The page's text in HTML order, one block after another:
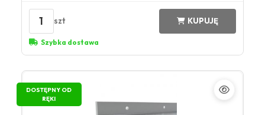
1 szt KUPUJĘ
Szybka dostawa
DOSTĘPNY OD
RĘKI